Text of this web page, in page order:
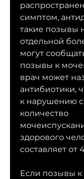
симптом,
такие позывы
отдельной
могут
позывы к
врач может
антибиотики,
к нарушению
количество
здорового
составляет от
Если позывы к